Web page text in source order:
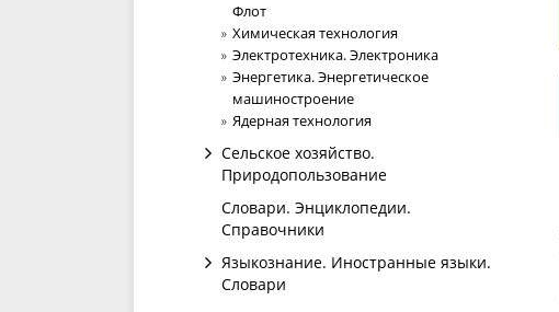
Флот
Химическая технология
Электротехника. Электроника
Энергетика. Энергетическое
машиностроение
Ядерная технология
Сельское хозяйство.
Природопользование
Словари. Энциклопедии.
Справочники
Языкознание. Иностранные языки.
Словари